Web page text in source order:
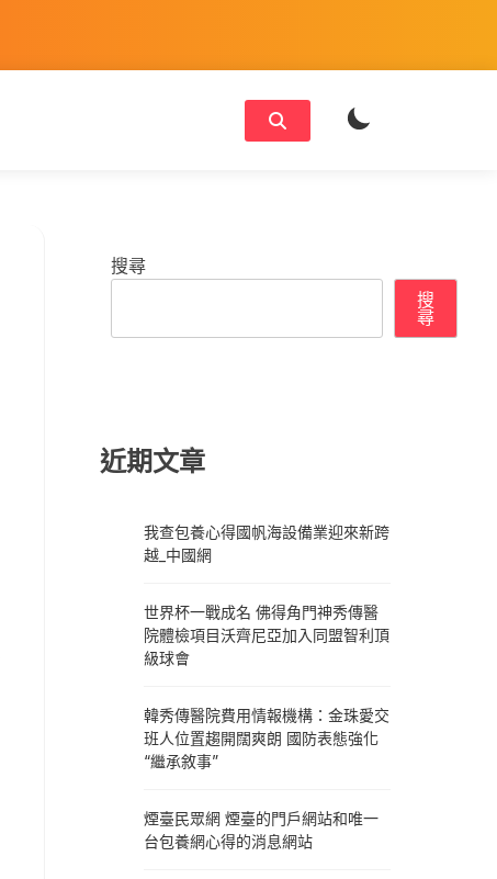
搜尋
搜
尋
近期文章
我查包養心得國帆海設備業迎來新跨
越_中國網
世界杯一戰成名 佛得角門神秀傳醫
院體檢項目沃齊尼亞加入同盟智利頂
級球會
韓秀傳醫院費用情報機構：金珠愛交
班人位置趨開闊爽朗 國防表態強化
“繼承敘事”
煙臺民眾網 煙臺的門戶網站和唯一
台包養網心得的消息網站